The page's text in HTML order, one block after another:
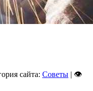
сайта: Советы | 👁